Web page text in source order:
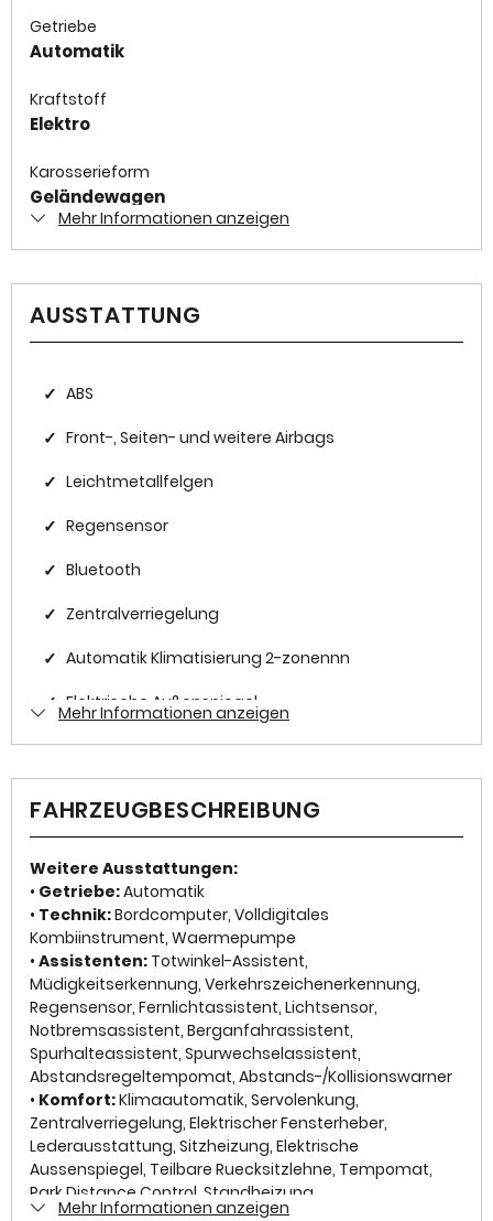
Getriebe
Automatik
Kraftstoff
Elektro
Karosserieform
Geländewagen
Grau
Farbe (Hersteller)
AUSSTATTUNG
4/5
Anzahl Sitzplätze
5
Schwarz
Innenausstattung
Imitation leather
Klimatisierung
Automatic climatisation 2 zones
Airbag
Front-, Seiten- und weitere Airbags
Ausstattungslinie
design
Mehr Informationen anzeigen
AUSSTATTUNG
✓ ABS
✓ Front-, Seiten- und weitere Airbags
✓ Leichtmetallfelgen
✓ Regensensor
✓ Bluetooth
✓ Zentralverriegelung
✓ Automatik Klimatisierung 2-zonennn
✓ Elektrische Außenspiegel
✓ Elektrische Fensterheber
✓ Freisprecheinrichtung
✓ Wegfahrsperre
✓ Isofix
✓ Multifunktionslenkrad
✓ LED-Scheinwerfer
✓ Servolenkung
✓ Traktionskontrolle
✓ Lederlenkrad
✓ Reifendruckkontrolle
Mehr Informationen anzeigen
FAHRZEUGBESCHREIBUNG
Weitere Ausstattungen:
• Getriebe:Automatik
• Technik:Bordcomputer, Volldigitales
Kombiinstrument, Waermepumpe
• Assistenten: Totwinkel-Assistent,
Müdigkeitserkennung, Verkehrszeichenerkennung,
Regensensor, Fernlichtassistent, Lichtsensor,
Notbremsassistent, Berganfahrassistent,
Spurhalteassistent, Spurwechselassistent,
Abstandsregeltempomat, Abstands-/Kollisionswarner
• Komfort:Klimaautomatik, Servolenkung,
Zentralverriegelung, Elektrischer Fensterheber,
Lederausstattung, Sitzheizung, Elektrische
Aussenspiegel, Teilbare Ruecksitzlehne, Tempomat,
Park Distance Control, Standheizung,
Multifunktionslenkrad, Keyless Go Startfunktion,
Mehr Informationen anzeigen